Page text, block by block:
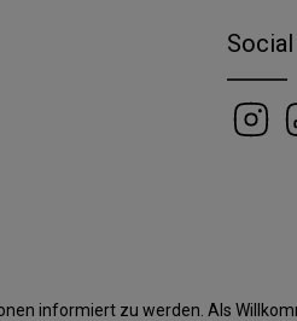
informiert zu werden. Als